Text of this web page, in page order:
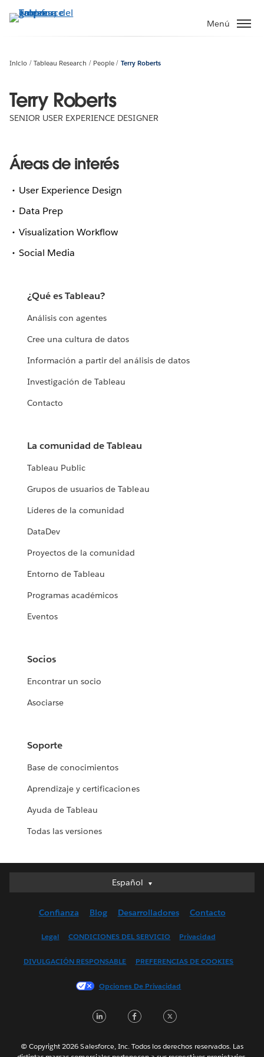
Menú
Inicio Tableau Research People Terry Roberts
Terry Roberts
SENIOR USER EXPERIENCE DESIGNER
Áreas de interés
User Experience Design
Data Prep
Visualization Workflow
Social Media
¿Qué es Tableau?
Análisis con agentes
Cree una cultura de datos
Información a partir del análisis de datos
Investigación de Tableau
Contacto
La comunidad de Tableau
Tableau Public
Grupos de usuarios de Tableau
Líderes de la comunidad
DataDev
Proyectos de la comunidad
Entorno de Tableau
Programas académicos
Eventos
Socios
Encontrar un socio
Asociarse
Soporte
Base de conocimientos
Aprendizaje y certificaciones
Ayuda de Tableau
Todas las versiones
Español
Español
English (UK)
Français (France)
한국어
Português
Confianza Blog Desarrolladores Contacto
Legal CONDICIONES DEL SERVICIO Privacidad
DIVULGACIÓN RESPONSABLE PREFERENCIAS DE COOKIES
Opciones De Privacidad
LinkedInFacebook
© Copyright 2026 Salesforce, Inc. Todos los derechos reservados. Las